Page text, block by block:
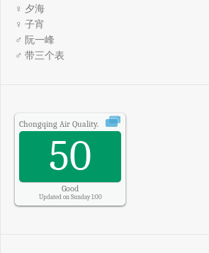
♀ 夕海
♀ 子宵
♂ 阮一峰
♂ 带三个表
Chongqing Air Quality.
50
Good
Updated on Sunday 1:00